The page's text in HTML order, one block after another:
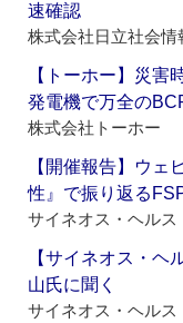
速確認
株式会社日立社会情
【トーホー】災
発電機で万全の
株式会社トーホー
【開催報告】ウェ
性』で振り返る
サイネオス・ヘル
【サイネオス・
山氏に聞く
サイネオス・ヘル